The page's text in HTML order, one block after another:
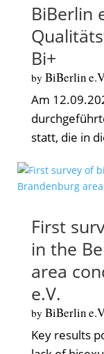
BiBerlin
Bi+
by BiBerlin
Am
statt, die in
First
in the
area
e.V.
by BiBerlin
Key results